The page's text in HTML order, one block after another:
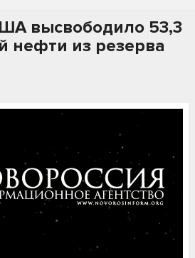
высвободило 53,3
нефти из резерва